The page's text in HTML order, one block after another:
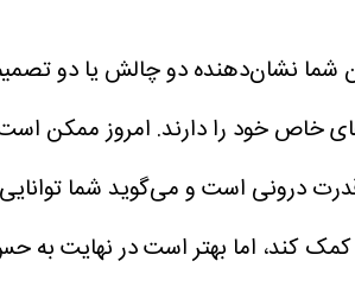
شما نشان‌دهنده دو چالش یا دو
خاص خود را دارند. امروز ممکن
درونی است و می‌گوید شما توانایی
کند، اما بهتر است در نهایت به